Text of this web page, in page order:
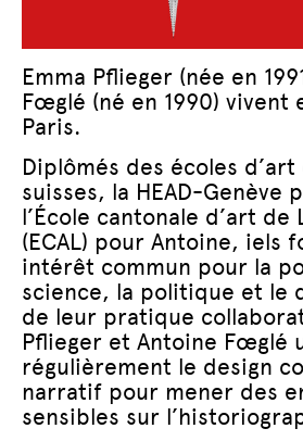
Emma Pflieger (née en
Fœglé (né en 1990) vivent
Paris.
Diplômés des écoles
suisses, la HEAD-Genève
l’École cantonale d’art de
(ECAL) pour Antoine, iels
intérêt commun pour la
science, la politique et le
de leur pratique
Pflieger et Antoine Fœglé
régulièrement le design
narratif pour mener des
sensibles sur